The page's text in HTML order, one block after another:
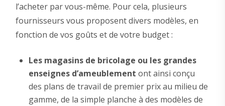
l’acheter par vous-même. Pour cela, plusieurs
fournisseurs vous proposent divers modèles, en
fonction de vos goûts et de votre budget :
Les magasins de bricolage ou les grandes
enseignes d’ameublement ont ainsi conçu
des plans de travail de premier prix au milieu de
gamme, de la simple planche à des modèles de